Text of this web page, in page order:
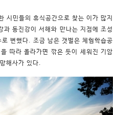
시민들의 휴식공간으로 찾는 이가 많지
동진강이 서해와 만나는 지점에 조성
변했다. 조금 남은 갯벌은 체험학습공
따라 올라가면 깎은 듯이 세워진 기암
해사가 있다.